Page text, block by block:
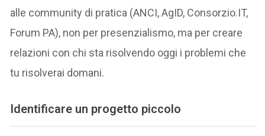
alle community di pratica (ANCI, AgID, Consorzio.IT,
Forum PA), non per presenzialismo, ma per creare
relazioni con chi sta risolvendo oggi i problemi che
tu risolverai domani.
Identificare un progetto piccolo